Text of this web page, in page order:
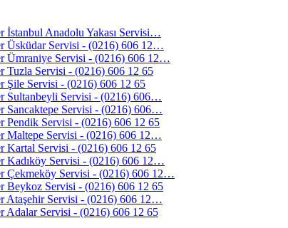
İstanbul Anadolu Yakası Servisi…
Üsküdar Servisi - (0216) 606 12…
Ümraniye Servisi - (0216) 606 12…
Tuzla Servisi - (0216) 606 12 65
Şile Servisi - (0216) 606 12 65
Sultanbeyli Servisi - (0216) 606…
Sancaktepe Servisi - (0216) 606…
Pendik Servisi - (0216) 606 12 65
Maltepe Servisi - (0216) 606 12…
Kartal Servisi - (0216) 606 12 65
Kadıköy Servisi - (0216) 606 12…
Çekmeköy Servisi - (0216) 606 12…
Beykoz Servisi - (0216) 606 12 65
Ataşehir Servisi - (0216) 606 12…
Adalar Servisi - (0216) 606 12 65